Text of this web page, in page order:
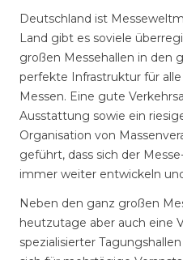
Deutschland ist
Land gibt es soviele
großen Messehallen in den
perfekte Infrastruktur für
Messen. Eine gute
Ausstattung sowie ein
Organisation von
geführt, dass sich der
immer weiter entwickeln
Neben den ganz großen
heutzutage aber auch eine
spezialisierter